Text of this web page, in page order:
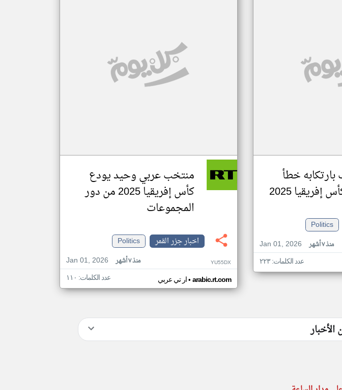
خطأ
2025
Politics
Jan 01, 2026
منذ ٧ أشهر
عدد الكلمات: ٢٢٣
منتخب عربي وحيد يودع
كأس إفريقيا 2025 من دور
المجموعات
اخبار جزر القمر
Politics
Jan 01, 2026
منذ ٧ أشهر YU55DX
ار تي عربي• arabic.rt.com عدد الكلمات: ١١٠
الأخبار